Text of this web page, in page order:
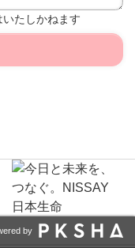
たしかねます
by